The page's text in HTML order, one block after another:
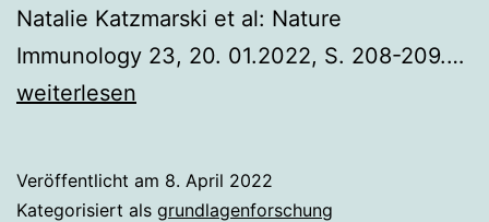
Natalie Katzmarski et al: Nature
Immunology 23, 20. 01.2022, S. 208-209.…
weiterlesen
Veröffentlicht am 8. April 2022
Kategorisiert als grundlagenforschung